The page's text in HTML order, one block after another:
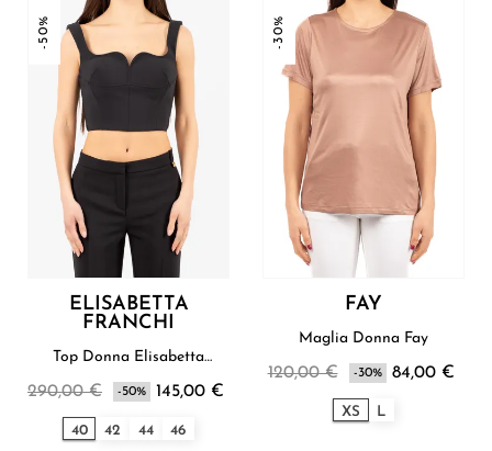
-50%
ELISABETTA
FRANCHI
Top Donna Elisabetta
290,00 € -50% 145,00 €
40 42 44 46
-30%
FAY
Maglia Donna Fay
120,00 € -30% 84,00 €
XS L